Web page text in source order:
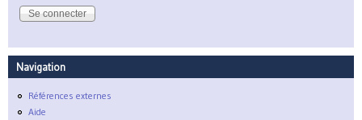
Navigation
Références externes
Aide